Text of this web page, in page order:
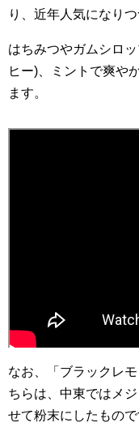
り、近年人気になりつ
はちみつやガムシロ
ヒー)、ミントで爽や
ます。
なお、「ブラックレ
ちらは、中東ではメ
せて粉末にしたもので